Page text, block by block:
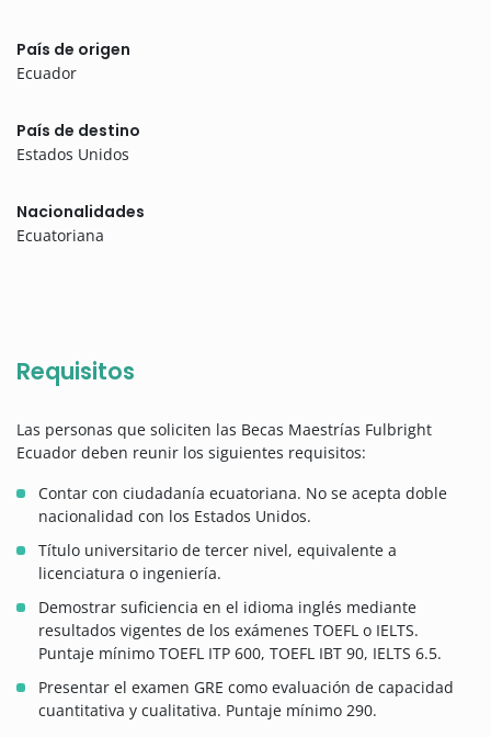
País de origen
Ecuador
País de destino
Estados Unidos
Nacionalidades
Ecuatoriana
Requisitos
Las personas que soliciten las Becas Maestrías Fulbright
Ecuador deben reunir los siguientes requisitos:
Contar con ciudadanía ecuatoriana. No se acepta doble
nacionalidad con los Estados Unidos.
Título universitario de tercer nivel, equivalente a
licenciatura o ingeniería.
Demostrar suficiencia en el idioma inglés mediante
resultados vigentes de los exámenes TOEFL o IELTS.
Puntaje mínimo TOEFL ITP 600, TOEFL IBT 90, IELTS 6.5.
Presentar el examen GRE como evaluación de capacidad
cuantitativa y cualitativa. Puntaje mínimo 290.